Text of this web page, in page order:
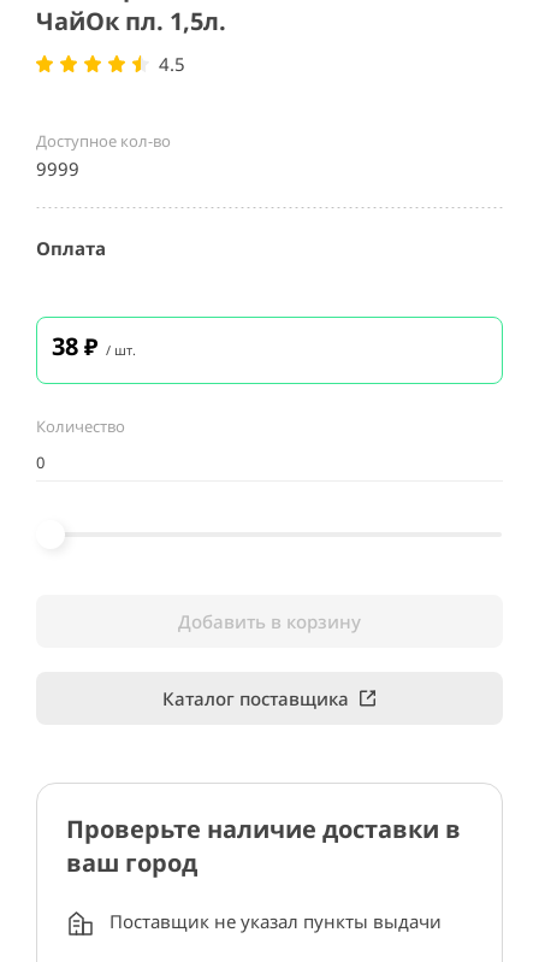
ЧайОк пл. 1,5л.
4.5
Доступное кол-во
9999
Оплата
38₽ / шт.
Количество
Добавить в корзину
Каталог поставщика
Проверьте наличие доставки в
ваш город
Поставщик не указал пункты выдачи